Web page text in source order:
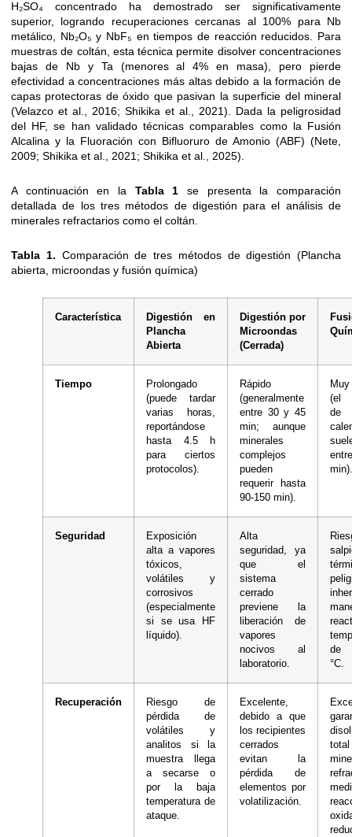
H₂SO₄ concentrado ha demostrado ser significativamente
superior, logrando recuperaciones cercanas al 100% para Nb
metálico, Nb₂O₅ y NbF₅ en tiempos de reacción reducidos. Para
muestras de coltán, esta técnica permite disolver concentraciones
bajas de Nb y Ta (menores al 4% en masa), pero pierde
efectividad a concentraciones más altas debido a la formación de
capas protectoras de óxido que pasivan la superficie del mineral
(Velazco et al., 2016; Shikika et al., 2021). Dada la peligrosidad
del HF, se han validado técnicas comparables como la Fusión
Alcalina y la Fluoración con Bifluoruro de Amonio (ABF) (Nete,
2009; Shikika et al., 2021; Shikika et al., 2025).
A continuación en la Tabla 1 se presenta la comparación
detallada de los tres métodos de digestión para el análisis de
minerales refractarios como el coltán.
Tabla 1. Comparación de tres métodos de digestión (Plancha
abierta, microondas y fusión química)
Característica
Digestión en
Plancha
Abierta
Digestión por
Microondas
(Cerrada)
Tiempo
Prolongado
(puede tardar
varias horas,
reportándose
hasta 4.5 h
para ciertos
protocolos).
Rápido
(generalmente
entre 30 y 45
min; aunque
minerales
complejos
pueden
requerir hasta
90-150 min).
(el
de
min).
Seguridad
Exposición
alta a vapores
tóxicos,
volátiles y
corrosivos
(especialmente
si se usa HF
líquido).
Alta
seguridad, ya
que el
sistema
cerrado
previene la
liberación de
vapores
nocivos al
laboratorio.
de
°C.
Recuperación
Riesgo de
pérdida de
volátiles y
analitos si la
muestra llega
a secarse o
por la baja
temperatura de
ataque.
Excelente,
debido a que
los recipientes
cerrados
evitan la
pérdida de
elementos por
volatilización.